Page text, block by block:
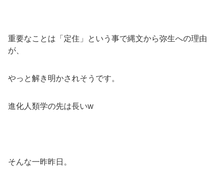
重要なことは「定住」という事で縄文から弥生への理由
が、
やっと解き明かされそうです。
進化人類学の先は長いw
そんな一昨昨日。